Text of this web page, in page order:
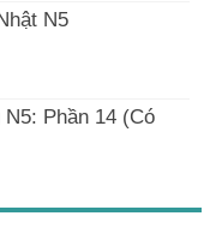
N5
Phần 14 (Có